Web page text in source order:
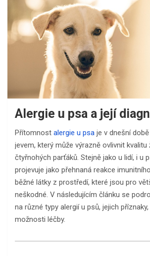
Alergie u psa a její
Přítomnost alergie u psa je v dnešní
jevem, který může výrazně ovlivnit kvalitu
čtyřnohých parťáků. Stejně jako u lidí, i u
projevuje jako přehnaná reakce
běžné látky z prostředí, které jsou pro
neškodné. V následujícím článku se
na různé typy alergií u psů, jejich
možnosti léčby.